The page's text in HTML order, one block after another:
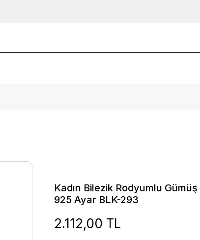
Kadın Bilezik Rodyumlu
925 Ayar BLK-293
2.112,00 TL